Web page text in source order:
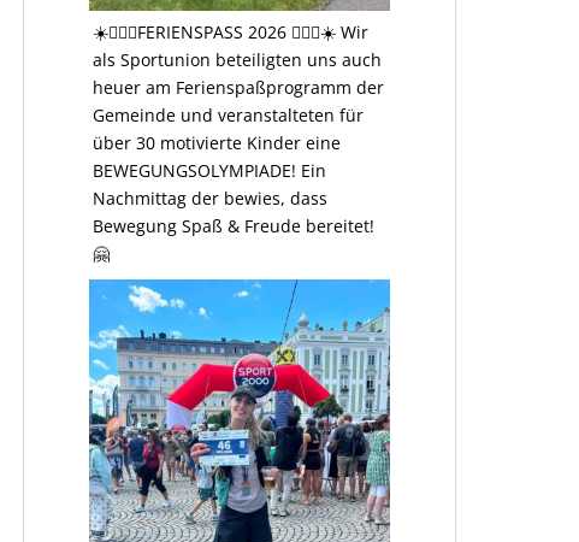
☀️🤸🏻‍♂️FERIENSPASS 2026 🤸🏻‍♂️☀️ Wir
als Sportunion beteiligten uns auch
heuer am Ferienspaßprogramm der
Gemeinde und veranstalteten für
über 30 motivierte Kinder eine
BEWEGUNGSOLYMPIADE! Ein
Nachmittag der bewies, dass
Bewegung Spaß & Freude bereitet!
🤗